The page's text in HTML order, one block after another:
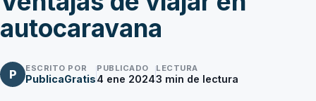
autocaravana
P ESCRITO POR
PublicaGratis
PUBLICADO
4 ene 2024
LECTURA
3 min de lectura